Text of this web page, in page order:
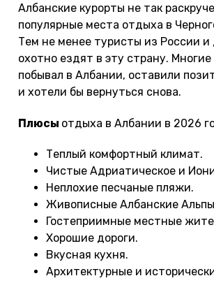
Албанские курорты не так
популярные места отдыха в
Тем не менее туристы из России и
охотно ездят в эту страну. Многие
побывал в Албании, оставили
и хотели бы вернуться снова.
Плюсы отдыха в Албании в 2026
Теплый комфортный климат.
Чистые Адриатическое и
Неплохие песчаные пляжи.
Живописные Албанские
Гостеприимные местные
Хорошие дороги.
Вкусная кухня.
Архитектурные и